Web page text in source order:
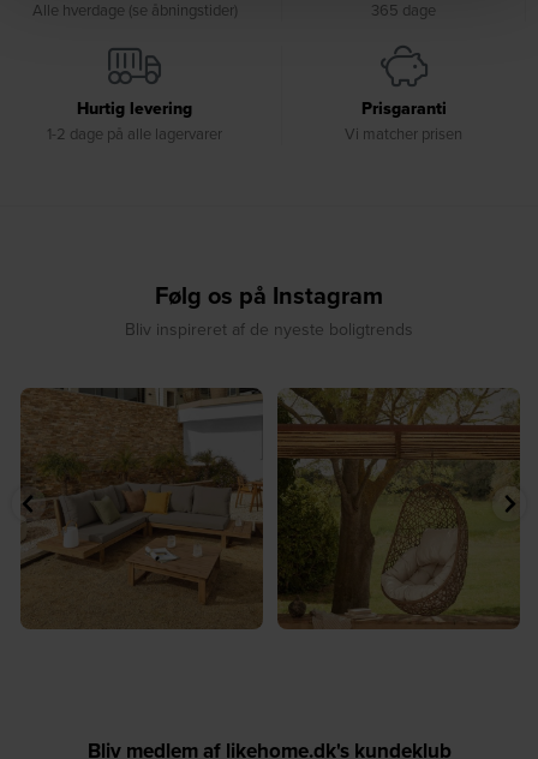
Alle hverdage (se åbningstider) 365 dage
Hurtig levering
1-2 dage på alle lagervarer
Prisgaranti
Vi matcher prisen
Følg os på Instagram
Bliv inspireret af de nyeste boligtrends
☀️ Sommerens naturlige
samlingspunkt⁠
8 0
☀️ Find dit yndlingssted denne
sommer⁠
8 0
Bliv medlem af likehome.dk's kundeklub